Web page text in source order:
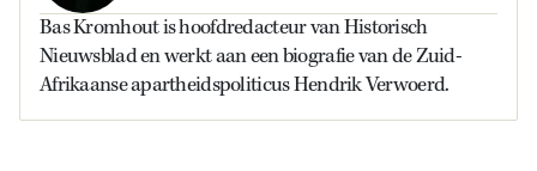
Bas Kromhout is hoofdredacteur van Historisch
Nieuwsblad en werkt aan een biografie van de Zuid-
Afrikaanse apartheidspoliticus Hendrik Verwoerd.